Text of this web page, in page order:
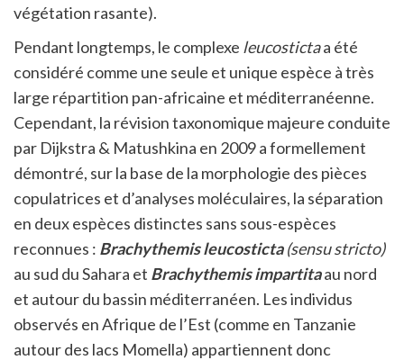
végétation rasante).
Pendant longtemps, le complexe leucostictaa été
considéré comme une seule et unique espèce à très
large répartition pan-africaine et méditerranéenne.
Cependant, la révision taxonomique majeure conduite
par Dijkstra & Matushkina en 2009 a formellement
démontré, sur la base de la morphologie des pièces
copulatrices et d’analyses moléculaires, la séparation
en deux espèces distinctes sans sous-espèces
reconnues : Brachythemis leucosticta (sensu stricto)
au sud du Sahara et Brachythemis impartitaau nord
et autour du bassin méditerranéen. Les individus
observés en Afrique de l’Est (comme en Tanzanie
autour des lacs Momella) appartiennent donc